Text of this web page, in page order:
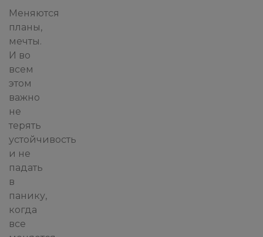
Меняются
планы,
мечты.
И во
всем
этом
важно
не
терять
устойчивость
и не
падать
в
панику,
когда
все